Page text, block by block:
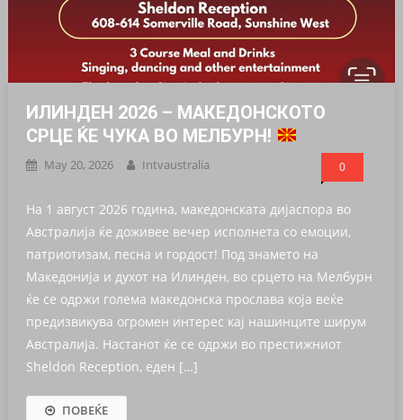
ИЛИНДЕН 2026 – МАКЕДОНСКОТО
СРЦЕ ЌЕ ЧУКА ВО МЕЛБУРН!
May 20, 2026 Intvaustralia 0
На 1 август 2026 година, македонската дијаспора во
Австралија ќе доживее вечер исполнета со емоции,
патриотизам, песна и гордост! Под знамето на
Македонија и духот на Илинден, во срцето на Мелбурн
ќе се одржи голема македонска прослава која веќе
предизвикува огромен интерес кај нашинците ширум
Австралија. Настанот ќе се одржи во престижниот
Sheldon Reception, еден […]
ПОВЕЌЕ